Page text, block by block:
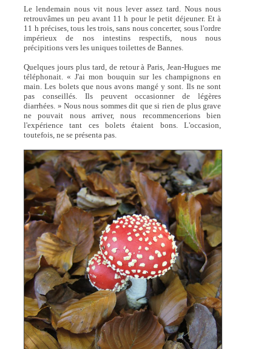
Le lendemain nous vit nous lever assez tard. Nous nous
retrouvâmes un peu avant 11 h pour le petit déjeuner. Et à
11 h précises, tous les trois, sans nous concerter, sous l'ordre
impérieux de nos intestins respectifs, nous nous
précipitions vers les uniques toilettes de Bannes.
Quelques jours plus tard, de retour à Paris, Jean-Hugues me
téléphonait. « J'ai mon bouquin sur les champignons en
main. Les bolets que nous avons mangé y sont. Ils ne sont
pas conseillés. Ils peuvent occasionner de légères
diarrhées. » Nous nous sommes dit que si rien de plus grave
ne pouvait nous arriver, nous recommencerions bien
l'expérience tant ces bolets étaient bons. L'occasion,
toutefois, ne se présenta pas.